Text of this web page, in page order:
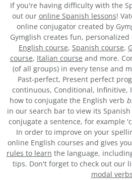
If you're having difficulty with the
out our online Spanish lessons!
online conjugator created by
Gymglish creates fun,
English course, Spanish course,
course, Italian course and more.
(of all groups) in every tense and
Past-perfect, Present perfect
continuous, Conditional, Infinitive,
how to conjugate the English verb
in our search bar to view its
conjugate a sentence, for example
In order to improve on your
online English courses and gives
rules to learn the language,
tips. Don't forget to check out our
modal verbs